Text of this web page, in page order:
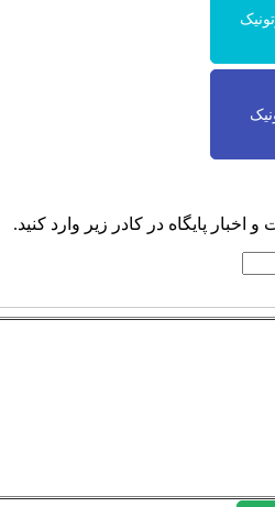
پایگاه در کادر زیر وارد کنید.